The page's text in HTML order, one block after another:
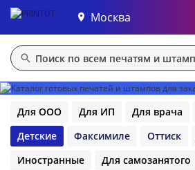
Москва
Для ООО Для ИП Для врача
Детские
Факсимиле Оттиск
Иностранные
Для самозанятого